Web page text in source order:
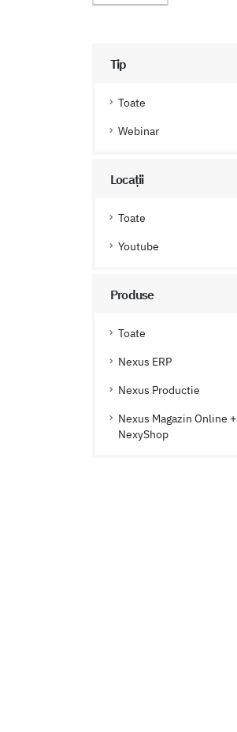
Tip
Toate
Webinar
Locații
Toate
Youtube
Produse
Toate
Nexus ERP
Nexus Productie
Nexus Magazin Online +
NexyShop